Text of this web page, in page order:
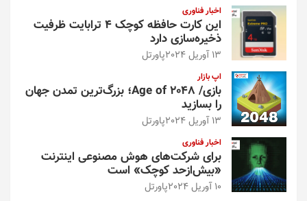
اخبار فناوری
این کارت حافظه کوچک ۴ ترابایت ظرفیت
ذخیره‌سازی دارد
13 آوریل 2024 پاورتل
اپ بازار
بازی/ Age of 2048؛ بزرگ‌ترین تمدن جهان
را بسازید
13 آوریل 2024 پاورتل
اخبار فناوری
برای شرکت‌های هوش مصنوعی اینترنت
«بیش‌از‌حد کوچک» است
10 آوریل 2024 پاورتل